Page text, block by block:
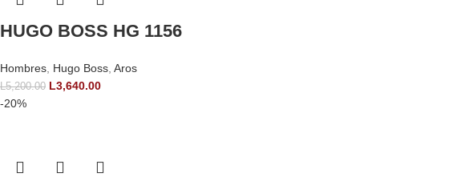
HUGO BOSS HG 1156
Hombres Hugo Boss Aros
L5,200.00 L3,640.00
-20%